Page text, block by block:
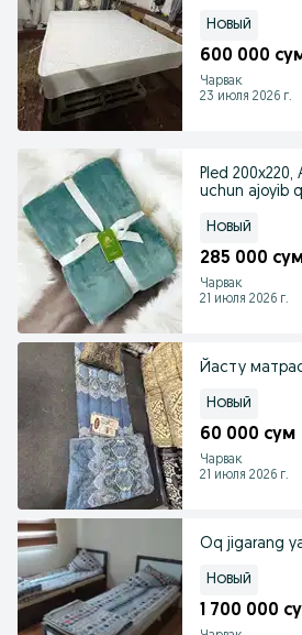
Новый
600 000
Чарвак
23 июля 2026 г.
Pled 200x220,
uchun ajoyib
Новый
285 000
Чарвак
21 июля 2026 г.
Йасту
Новый
60 000 сум
Чарвак
21 июля 2026 г.
Oq jigarang
Новый
1 700 000